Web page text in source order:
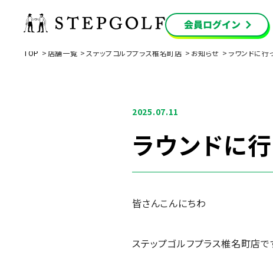
TOP 店舗一覧 ステップゴルフプラス椎名町店 お知らせ ラウンドに行
2025.07.11
ラウンドに行
皆さんこんにちわ
ステップゴルフプラス椎名町店で